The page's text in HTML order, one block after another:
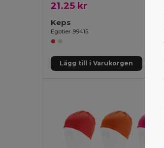
21.25 kr
Keps
Egotier 99415
Lägg till i Varukorgen